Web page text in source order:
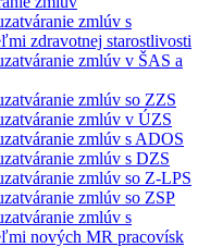
zmlúv s
zdravotnej starostlivosti
zmlúv v ŠAS a
zmlúv so ZZS
zmlúv v ÚZS
zmlúv s ADOS
zmlúv s DZS
zmlúv so Z-LPS
zmlúv so ZSP
zmlúv s
nových MR pracovísk